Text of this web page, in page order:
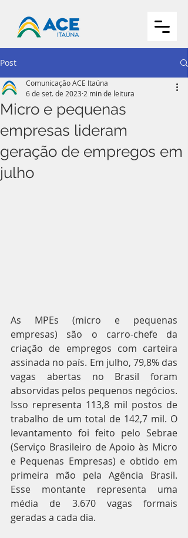
Post
Micro e pequenas
empresas lideram
geração de empregos em
julho
Comunicação ACE Itaúna
6 de set. de 2023 2 min de leitura
As MPEs (micro e pequenas
empresas) são o carro-chefe da
criação de empregos com carteira
assinada no país. Em julho, 79,8% das
vagas abertas no Brasil foram
absorvidas pelos pequenos negócios.
Isso representa 113,8 mil postos de
trabalho de um total de 142,7 mil. O
levantamento foi feito pelo Sebrae
(Serviço Brasileiro de Apoio às Micro
e Pequenas Empresas) e obtido em
primeira mão pela Agência Brasil.
Esse montante representa uma
média de 3.670 vagas formais
geradas a cada dia.